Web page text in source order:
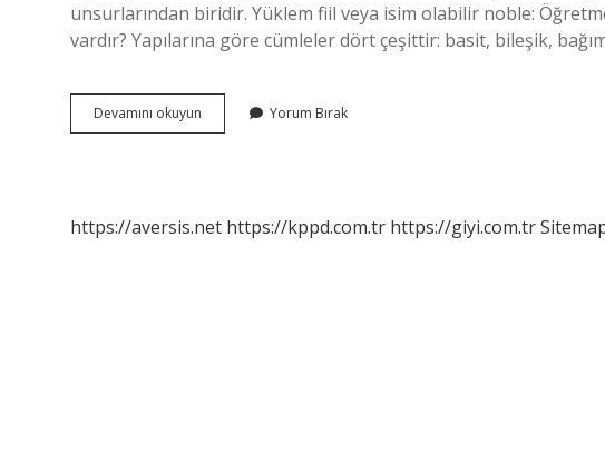
unsurlarından biridir. Yüklem fiil veya isim olabilir noble:
vardır? Yapılarına göre cümleler dört çeşittir: basit, bileşik,
Devamını okuyun
Türü
Yorum Bırak
https://aversis.net https://kppd.com.tr https://giyi.com.tr